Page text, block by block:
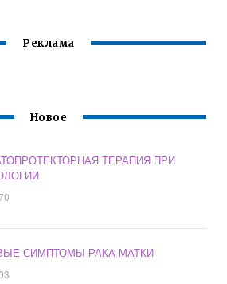
Реклама
Новое
ТЕРАПИЯ ПРИ
СИМПТОМЫ РАКА МАТКИ